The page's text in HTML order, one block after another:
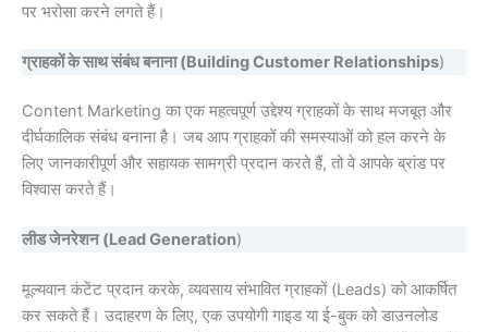
पर भरोसा करने लगते हैं।
ग्राहकों के साथ संबंध बनाना (Building Customer Relationships)
Content Marketing का एक महत्वपूर्ण उद्देश्य ग्राहकों के साथ मजबूत और
दीर्घकालिक संबंध बनाना है। जब आप ग्राहकों की समस्याओं को हल करने के
लिए जानकारीपूर्ण और सहायक सामग्री प्रदान करते हैं, तो वे आपके ब्रांड पर
विश्वास करते हैं।
लीड जेनरेशन (Lead Generation)
मूल्यवान कंटेंट प्रदान करके, व्यवसाय संभावित ग्राहकों (Leads) को आकर्षित
कर सकते हैं। उदाहरण के लिए, एक उपयोगी गाइड या ई-बुक को डाउनलोड